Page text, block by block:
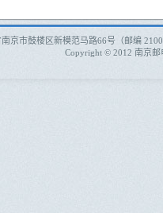
京市鼓楼区新模范马路66号（邮编
Copyright © 2012 南京